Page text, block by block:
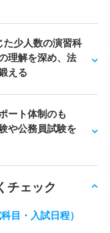
た少人数の演習科
理解を深め、法
える
ート体制のも
や公務員試験を
チェック
目・入試日程）